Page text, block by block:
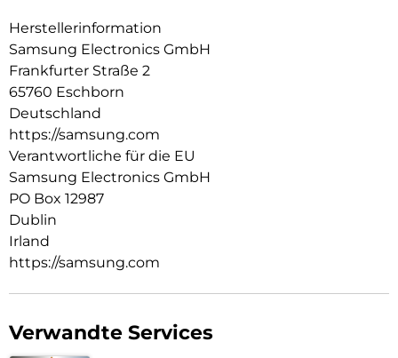
Herstellerinformation
Samsung Electronics GmbH
Frankfurter Straße 2
65760 Eschborn
Deutschland
https://samsung.com
Verantwortliche für die EU
Samsung Electronics GmbH
PO Box 12987
Dublin
Irland
https://samsung.com
Verwandte Services